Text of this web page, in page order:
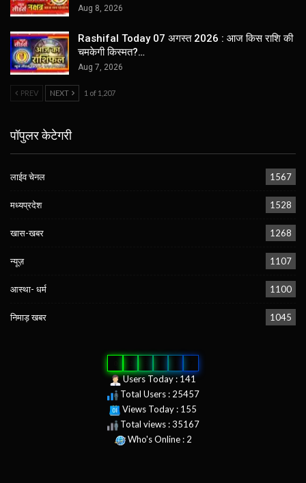
Aug 8, 2026
Rashifal Today 07 अगस्त 2026 : आज किस राशि की
चमकेगी किस्मत?…
Aug 7, 2026
PREV NEXT 1 of 1,207
पॉपुलर केटेगरी
लाईव चेनल 1567
मध्यप्रदेश 1528
खास-खबर 1268
न्यूज़ 1107
आस्था- धर्म 1100
निमाड़ खबर 1045
Users Today : 141
Total Users : 25457
Views Today : 155
Total views : 35167
Who's Online : 2